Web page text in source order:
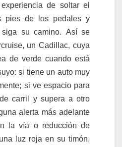
de soltar el
pies de los pedales y
su camino. Así se
un Cadillac, cuya
de verde cuando está
si tiene un auto muy
si ve espacio para
carril y supera a otro
alerta más adelante
la vía o reducción de
luz roja en su timón,